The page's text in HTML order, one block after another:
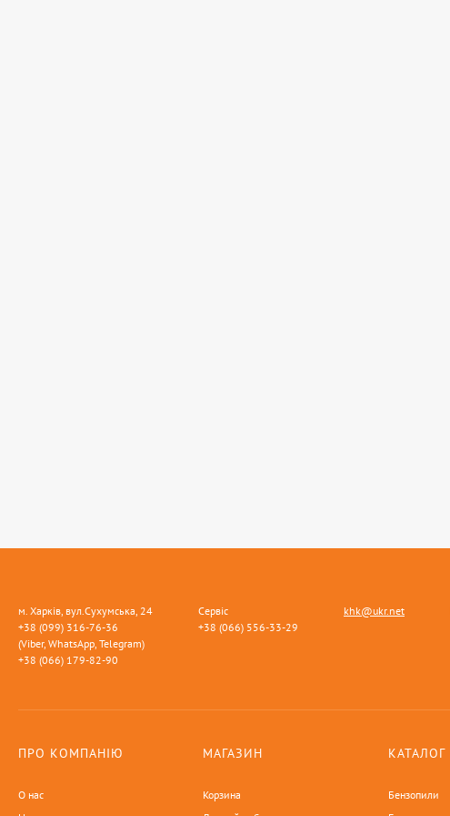
м. Харків, вул.Сухумська, 24
+38 (099) 316-76-36
(Viber, WhatsApp, Telegram)
+38 (066) 179-82-90
Сервіс
+38 (066) 556-33-29
khk@ukr.net
ПРО КОМПАНІЮ
О нас
МАГАЗИН
Корзина
КАТАЛОГ
Бензопили